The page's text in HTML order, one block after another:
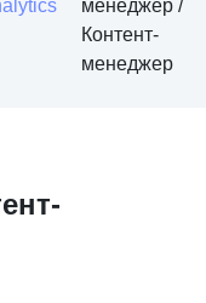
менеджер /
Контент-
менеджер